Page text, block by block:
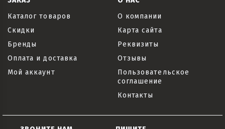
Каталог товаров
Скидки
Бренды
Оплата и доставка
Мой аккаунт
О компании
Карта сайта
Реквизиты
Отзывы
Пользовательское
соглашение
Контакты